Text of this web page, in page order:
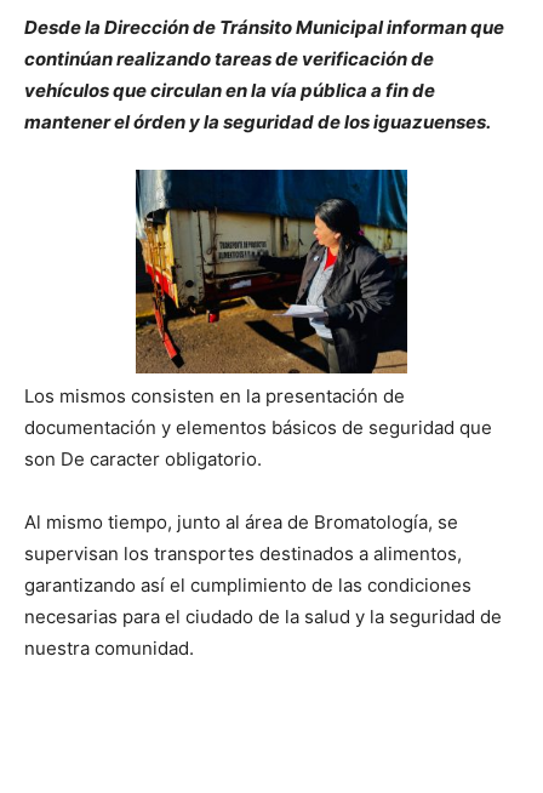
Desde la Dirección de Tránsito Municipal informan que
continúan realizando tareas de verificación de
vehículos que circulan en la vía pública a fin de
mantener el órden y la seguridad de los iguazuenses.
Los mismos consisten en la presentación de
documentación y elementos básicos de seguridad que
son De caracter obligatorio.
Al mismo tiempo, junto al área de Bromatología, se
supervisan los transportes destinados a alimentos,
garantizando así el cumplimiento de las condiciones
necesarias para el ciudado de la salud y la seguridad de
nuestra comunidad.